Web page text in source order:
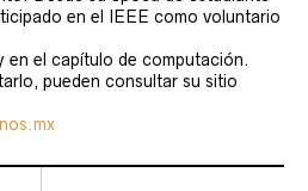
en el IEEE como voluntario
en el capítulo de computación.
pueden consultar su sitio
x